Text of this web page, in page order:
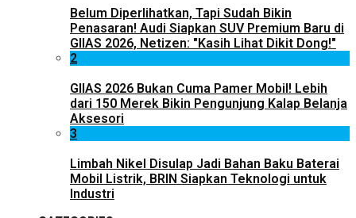
Belum Diperlihatkan, Tapi Sudah Bikin
Penasaran! Audi Siapkan SUV Premium Baru di
GIIAS 2026, Netizen: "Kasih Lihat Dikit Dong!"
2
GIIAS 2026 Bukan Cuma Pamer Mobil! Lebih
dari 150 Merek Bikin Pengunjung Kalap Belanja
Aksesori
3
Limbah Nikel Disulap Jadi Bahan Baku Baterai
Mobil Listrik, BRIN Siapkan Teknologi untuk
Industri